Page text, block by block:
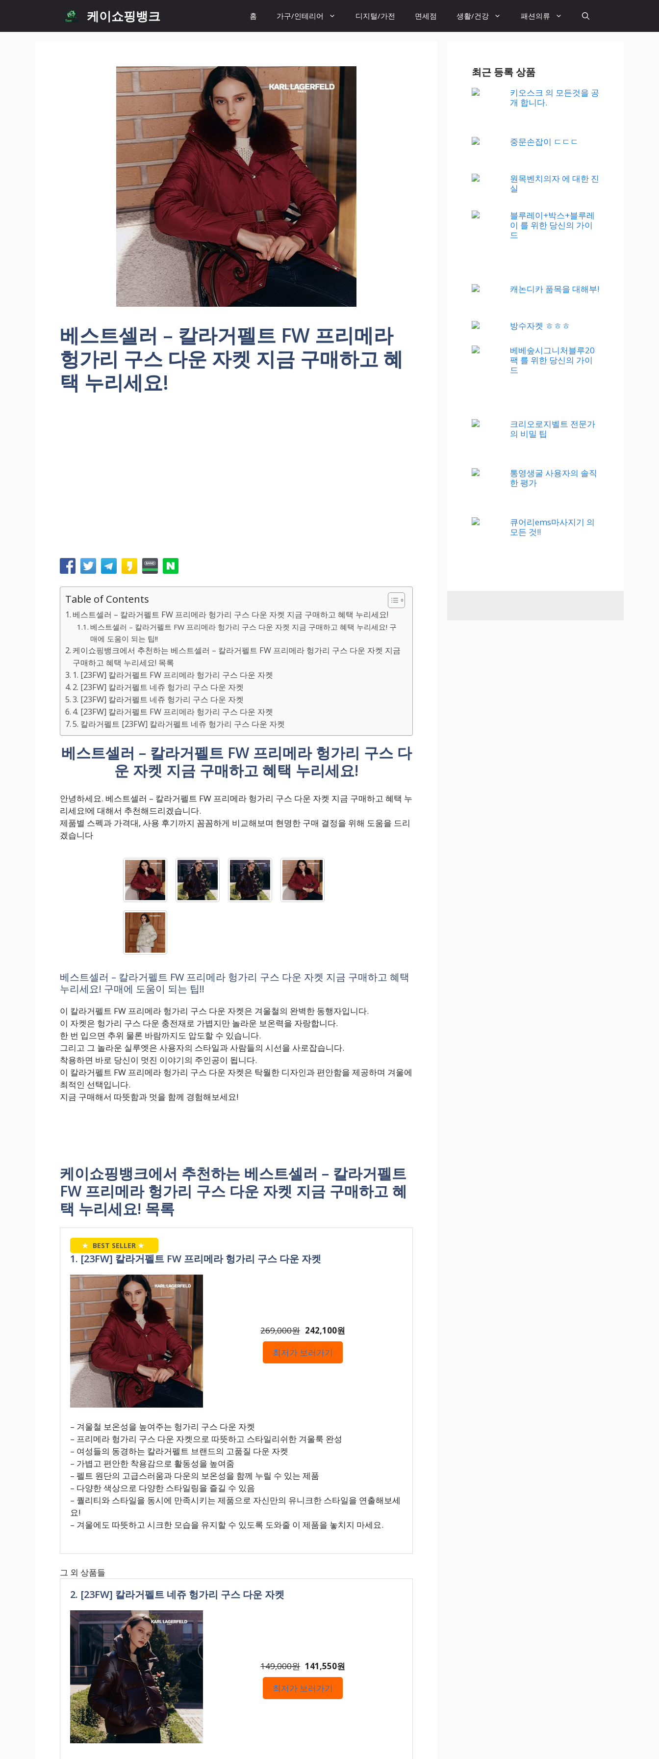
content
케이쇼핑뱅크 홈 가구/인테리어 디지털/가전 면세점 생활/건강 패션의류
베스트셀러 – 칼라거펠트 FW 프리메라
헝가리 구스 다운 자켓 지금 구매하고 혜
택 누리세요!
Table of Contents
베스트셀러 – 칼라거펠트 FW 프리메라 헝가리 구스 다운 자켓 지금 구매하고 혜택 누리세요!
베스트셀러 – 칼라거펠트 FW 프리메라 헝가리 구스 다운 자켓 지금 구매하고 혜택 누리세요! 구
매에 도움이 되는 팁!!
케이쇼핑뱅크에서 추천하는 베스트셀러 – 칼라거펠트 FW 프리메라 헝가리 구스 다운 자켓 지금
구매하고 혜택 누리세요! 목록
1. [23FW] 칼라거펠트 FW 프리메라 헝가리 구스 다운 자켓
2. [23FW] 칼라거펠트 네쥬 헝가리 구스 다운 자켓
3. [23FW] 칼라거펠트 네쥬 헝가리 구스 다운 자켓
4. [23FW] 칼라거펠트 FW 프리메라 헝가리 구스 다운 자켓
5. 칼라거펠트 [23FW] 칼라거펠트 네쥬 헝가리 구스 다운 자켓
베스트셀러 – 칼라거펠트 FW 프리메라 헝가리 구스 다
운 자켓 지금 구매하고 혜택 누리세요!
안녕하세요. 베스트셀러 – 칼라거펠트 FW 프리메라 헝가리 구스 다운 자켓 지금 구매하고 혜택 누
리세요!에 대해서 추천해드리겠습니다.
제품별 스펙과 가격대, 사용 후기까지 꼼꼼하게 비교해보며 현명한 구매 결정을 위해 도움을 드리
겠습니다
베스트셀러 – 칼라거펠트 FW 프리메라 헝가리 구스 다운 자켓 지금 구매하고 혜택
누리세요! 구매에 도움이 되는 팁!!
이 칼라거펠트 FW 프리메라 헝가리 구스 다운 자켓은 겨울철의 완벽한 동행자입니다.
이 자켓은 헝가리 구스 다운 충전재로 가볍지만 놀라운 보온력을 자랑합니다.
한 번 입으면 추위 물론 바람까지도 압도할 수 있습니다.
그리고 그 놀라운 실루엣은 사용자의 스타일과 사람들의 시선을 사로잡습니다.
착용하면 바로 당신이 멋진 이야기의 주인공이 됩니다.
이 칼라거펠트 FW 프리메라 헝가리 구스 다운 자켓은 탁월한 디자인과 편안함을 제공하며 겨울에
최적인 선택입니다.
지금 구매해서 따뜻함과 멋을 함께 경험해보세요!
케이쇼핑뱅크에서 추천하는 베스트셀러 – 칼라거펠트
FW 프리메라 헝가리 구스 다운 자켓 지금 구매하고 혜
택 누리세요! 목록
★ BEST SELLER ★
1. [23FW] 칼라거펠트 FW 프리메라 헝가리 구스 다운 자켓
269,000원 242,100원
최저가 보러가기
– 겨울철 보온성을 높여주는 헝가리 구스 다운 자켓
– 프리메라 헝가리 구스 다운 자켓으로 따뜻하고 스타일리쉬한 겨울룩 완성
– 여성들의 동경하는 칼라거펠트 브랜드의 고품질 다운 자켓
– 가볍고 편안한 착용감으로 활동성을 높여줌
– 펠트 원단의 고급스러움과 다운의 보온성을 함께 누릴 수 있는 제품
– 다양한 색상으로 다양한 스타일링을 즐길 수 있음
– 퀄리티와 스타일을 동시에 만족시키는 제품으로 자신만의 유니크한 스타일을 연출해보세
요!
– 겨울에도 따뜻하고 시크한 모습을 유지할 수 있도록 도와줄 이 제품을 놓치지 마세요.
그 외 상품들
2. [23FW] 칼라거펠트 네쥬 헝가리 구스 다운 자켓
149,000원 141,550원
최저가 보러가기
최근 등록 상품
키오스크 의 모든것을 공
개 합니다.
중문손잡이 ㄷㄷㄷ
원목벤치의자 에 대한 진
실
블루레이+박스+블루레
이 를 위한 당신의 가이
드
캐논디카 품목을 대해부!
방수자켓 ㅎㅎㅎ
베베숲시그니처블루20
팩 를 위한 당신의 가이
드
크리오로지벨트 전문가
의 비밀 팁
통영생굴 사용자의 솔직
한 평가
큐어리ems마사지기 의
모든 것!!